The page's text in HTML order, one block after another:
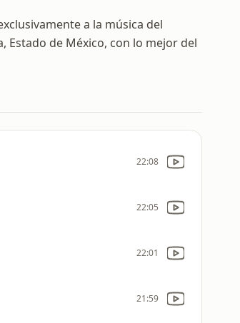
a la música del
Estado de México, con lo mejor del
22:08
22:05
22:01
21:59